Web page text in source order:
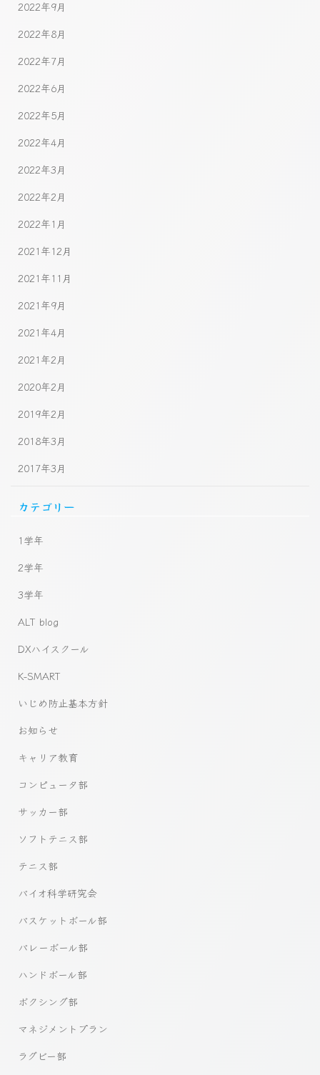
2022年9月
2022年8月
2022年7月
2022年6月
2022年5月
2022年4月
2022年3月
2022年2月
2022年1月
2021年12月
2021年11月
2021年9月
2021年4月
2021年2月
2020年2月
2019年2月
2018年3月
2017年3月
カテゴリー
1学年
2学年
3学年
ALT blog
DXハイスクール
K-SMART
いじめ防止基本方針
お知らせ
キャリア教育
コンピュータ部
サッカー部
ソフトテニス部
テニス部
バイオ科学研究会
バスケットボール部
バレーボール部
ハンドボール部
ボクシング部
マネジメントプラン
ラグビー部